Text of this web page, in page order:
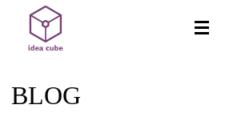
BLOG